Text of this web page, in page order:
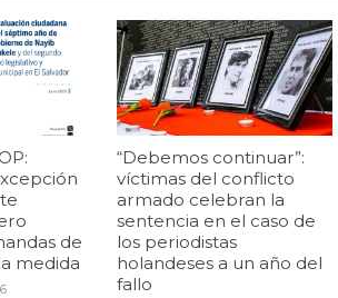
de
medida
“Debemos continuar”:
víctimas del conflicto
armado celebran la
sentencia en el caso de
los periodistas
holandeses a un año del
fallo